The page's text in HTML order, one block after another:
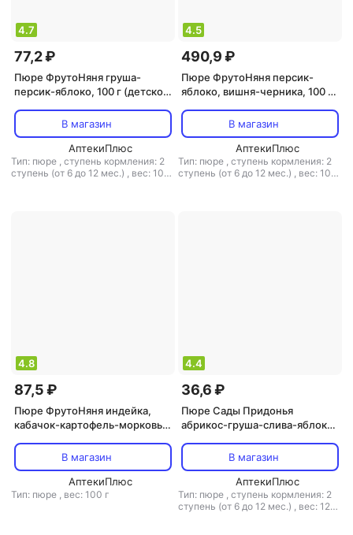
4.7
77,2 ₽
Пюре ФрутоНяня груша-
персик-яблоко, 100 г (детское
В магазин
АптекиПлюс
Тип: пюре , ступень кормления: 2
ступень (от 6 до 12 мес.) , вес: 100
4.5
490,9 ₽
Пюре ФрутоНяня персик-
яблоко, вишня-черника, 100 г
В магазин
АптекиПлюс
Тип: пюре , ступень кормления: 2
ступень (от 6 до 12 мес.) , вес: 100
4.8
87,5 ₽
Пюре ФрутоНяня индейка,
кабачок-картофель-морковь,
В магазин
АптекиПлюс
Тип: пюре , вес: 100 г
4.4
36,6 ₽
Пюре Сады Придонья
абрикос-груша-слива-яблоко,
сливками-с творогом, 120 г
(детское пюре)
В магазин
АптекиПлюс
Тип: пюре , ступень кормления: 2
ступень (от 6 до 12 мес.) , вес: 120